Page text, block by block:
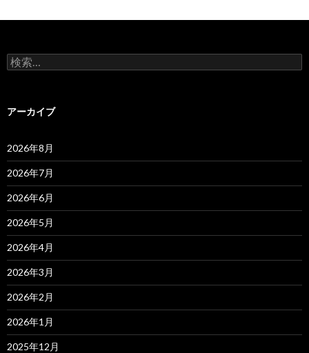
検
索:
アーカイブ
2026年8月
2026年7月
2026年6月
2026年5月
2026年4月
2026年3月
2026年2月
2026年1月
2025年12月